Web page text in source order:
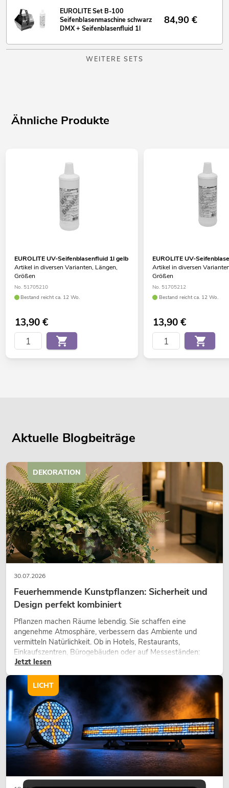
EUROLITE Set B-100
Seifenblasenmaschine schwarz
DMX + Seifenblasenfluid 1l
84,90 €
WEITERE SETS
Ähnliche Produkte
EUROLITE UV-Seifenblasenfluid 1l gelb
Artikel in diversen Varianten, Längen,
Größen
No. 51705210
Bestand reicht ca. 12 Wo.
13,90€
EUROLITE UV-
Artikel in diversen
Größen
No. 51705212
Bestand reicht ca. 12 Wo.
13,90€
Aktuelle Blogbeiträge
30.07.2026
Feuerhemmende Kunstpflanzen: Sicherheit und
Design perfekt kombiniert
Pflanzen machen Räume lebendig. Sie schaffen eine
angenehme Atmosphäre, verbessern das Ambiente und
vermitteln Natürlichkeit. Ob in Hotels, Restaurants,
Einkaufszentren, Bürogebäuden oder auf Messeständen:
eine hochwertige Begrünung gehört heute längst zum
Jetzt lesen
DEKORATION
LICHT